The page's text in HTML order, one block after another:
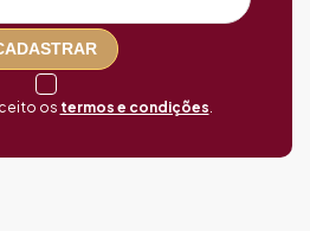
os termos e condições